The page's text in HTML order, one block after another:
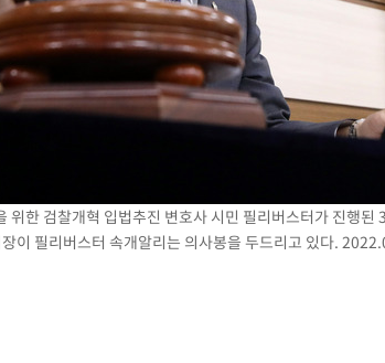
위한 검찰개혁 입법추진 변호사 시민 필리버스터가 진행된
이 필리버스터 속개알리는 의사봉을 두드리고 있다.